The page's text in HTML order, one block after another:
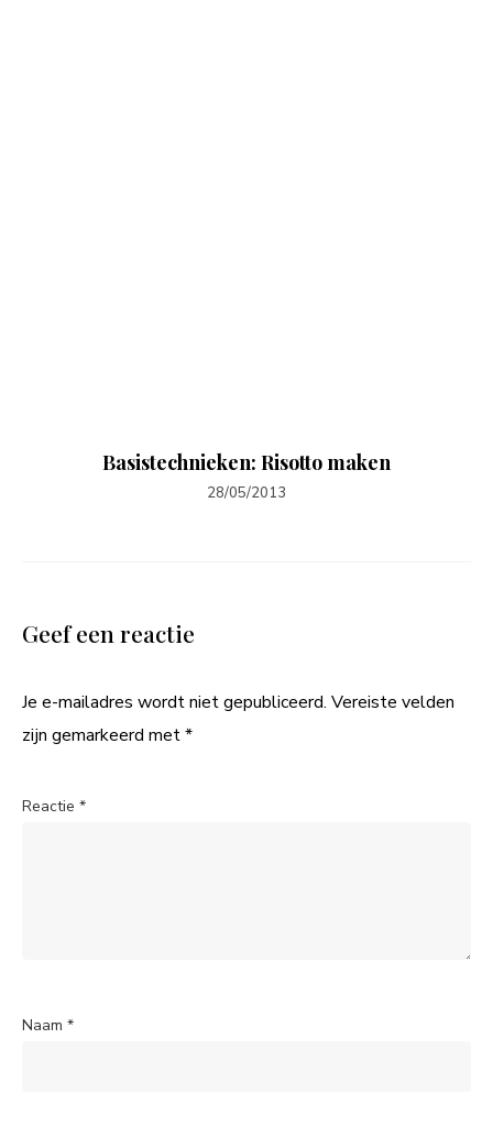
Basistechnieken: Risotto maken
28/05/2013
Geef een reactie
Je e-mailadres wordt niet gepubliceerd. Vereiste velden
zijn gemarkeerd met*
Reactie *
Naam *